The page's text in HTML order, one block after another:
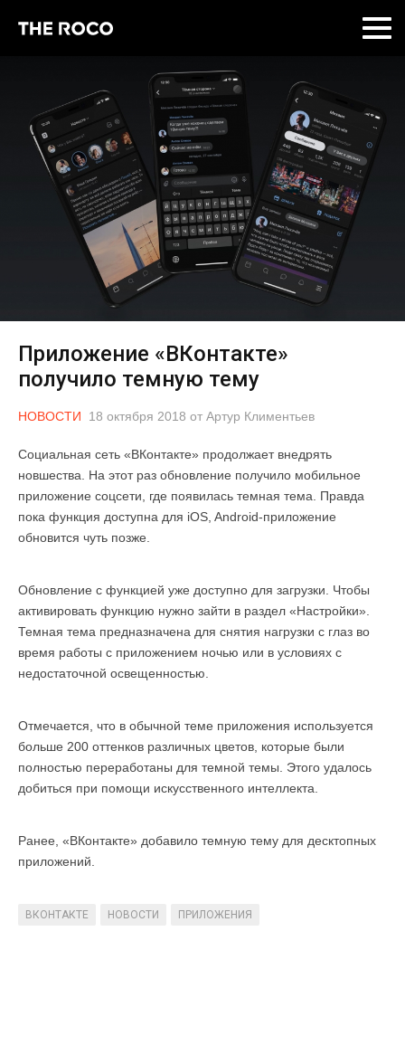
Приложение «ВКонтакте»
получило темную тему
НОВОСТИ 18 октября 2018 от Артур Климентьев
Социальная сеть «ВКонтакте» продолжает внедрять
новшества. На этот раз обновление получило мобильное
приложение соцсети, где появилась темная тема. Правда
пока функция доступна для iOS, Android-приложение
обновится чуть позже.
Обновление с функцией уже доступно для загрузки. Чтобы
активировать функцию нужно зайти в раздел «Настройки».
Темная тема предназначена для снятия нагрузки с глаз во
время работы с приложением ночью или в условиях с
недостаточной освещенностью.
Отмечается, что в обычной теме приложения используется
больше 200 оттенков различных цветов, которые были
полностью переработаны для темной темы. Этого удалось
добиться при помощи искусственного интеллекта.
Ранее, «ВКонтакте» добавило темную тему для десктопных
приложений.
ВКОНТАКТЕ НОВОСТИ ПРИЛОЖЕНИЯ